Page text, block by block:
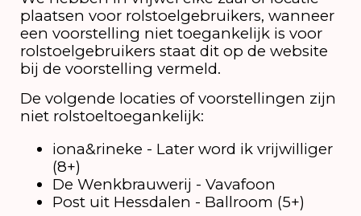
plaatsen voor rolstoelgebruikers, wanneer
een voorstelling niet toegankelijk is voor
rolstoelgebruikers staat dit op de website
bij de voorstelling vermeld.
De volgende locaties of voorstellingen zijn
niet rolstoeltoegankelijk:
iona&rineke - Later word ik vrijwilliger
(8+)
De Wenkbrauwerij - Vavafoon
Post uit Hessdalen - Ballroom (5+)